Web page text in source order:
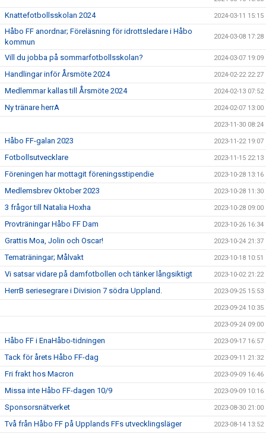
Knattefotbollsskolan 2024 2024-03-11 15:15
Håbo FF anordnar; Föreläsning för idrottsledare i Håbo
kommun
2024-03-08 17:28
Vill du jobba på sommarfotbollsskolan? 2024-03-07 19:09
Handlingar inför Årsmöte 2024 2024-02-22 22:27
Medlemmar kallas till Årsmöte 2024 2024-02-13 07:52
Ny tränare herrA 2024-02-07 13:00
2023-11-30 08:24
Håbo FF-galan 2023 2023-11-22 19:07
Fotbollsutvecklare 2023-11-15 22:13
Föreningen har mottagit föreningsstipendie 2023-10-28 13:16
Medlemsbrev Oktober 2023 2023-10-28 11:30
3 frågor till Natalia Hoxha 2023-10-28 09:00
Provträningar Håbo FF Dam 2023-10-26 16:34
Grattis Moa, Jolin och Oscar! 2023-10-24 21:37
Tematräningar; Målvakt 2023-10-18 10:51
Vi satsar vidare på damfotbollen och tänker långsiktigt 2023-10-02 21:22
HerrB seriesegrare i Division 7 södra Uppland. 2023-09-25 15:53
2023-09-24 10:35
2023-09-24 09:00
Håbo FF i EnaHåbo-tidningen 2023-09-17 16:57
Tack för årets Håbo FF-dag 2023-09-11 21:32
Fri frakt hos Macron 2023-09-09 16:46
Missa inte Håbo FF-dagen 10/9 2023-09-09 10:16
Sponsorsnätverket 2023-08-30 21:00
Två från Håbo FF på Upplands FFs utvecklingsläger 2023-08-14 13:52